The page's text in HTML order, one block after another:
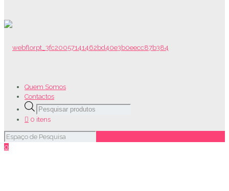
Quem Somos
Contactos
Products
search
0 itens
0